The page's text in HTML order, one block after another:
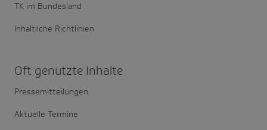
TK im Bundesland
Inhaltliche Richtlinien
Oft genutzte Inhalte
Pressemitteilungen
Aktuelle Termine